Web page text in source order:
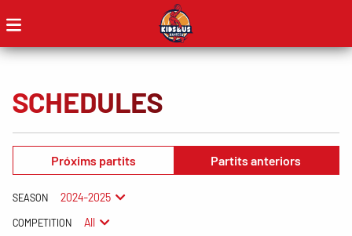
SCHEDULES
Próxims partits Partits anteriors
SEASON 2024-2025
COMPETITION All